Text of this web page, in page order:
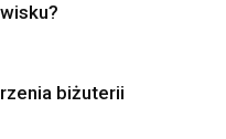
biżuterii